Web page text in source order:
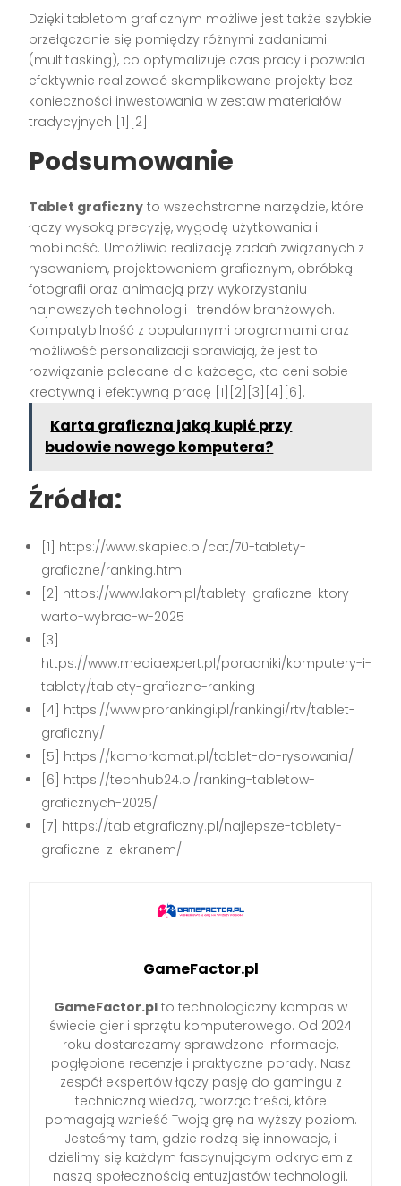
Dzięki tabletom graficznym możliwe jest także szybkie
przełączanie się pomiędzy różnymi zadaniami
(multitasking), co optymalizuje czas pracy i pozwala
efektywnie realizować skomplikowane projekty bez
konieczności inwestowania w zestaw materiałów
tradycyjnych [1][2] .
Podsumowanie
Tablet graficzny to wszechstronne narzędzie, które
łączy wysoką precyzję, wygodę użytkowania i
mobilność. Umożliwia realizację zadań związanych z
rysowaniem, projektowaniem graficznym, obróbką
fotografii oraz animacją przy wykorzystaniu
najnowszych technologii i trendów branżowych.
Kompatybilność z popularnymi programami oraz
możliwość personalizacji sprawiają, że jest to
rozwiązanie polecane dla każdego, kto ceni sobie
kreatywną i efektywną pracę [1][2][3][4][6] .
Karta graficzna jaką kupić przy
budowie nowego komputera?
Źródła:
[1] https://www.skapiec.pl/cat/70-tablety-
graficzne/ranking.html
[2] https://www.lakom.pl/tablety-graficzne-ktory-
warto-wybrac-w-2025
[3]
https://www.mediaexpert.pl/poradniki/komputery-i-
tablety/tablety-graficzne-ranking
[4] https://www.prorankingi.pl/rankingi/rtv/tablet-
graficzny/
[5] https://komorkomat.pl/tablet-do-rysowania/
[6] https://techhub24.pl/ranking-tabletow-
graficznych-2025/
[7] https://tabletgraficzny.pl/najlepsze-tablety-
graficzne-z-ekranem/
GameFactor.pl
GameFactor.pl to technologiczny kompas w
świecie gier i sprzętu komputerowego. Od 2024
roku dostarczamy sprawdzone informacje,
pogłębione recenzje i praktyczne porady. Nasz
zespół ekspertów łączy pasję do gamingu z
techniczną wiedzą, tworząc treści, które
pomagają wznieść Twoją grę na wyższy poziom.
Jesteśmy tam, gdzie rodzą się innowacje, i
dzielimy się każdym fascynującym odkryciem z
naszą społecznością entuzjastów technologii.